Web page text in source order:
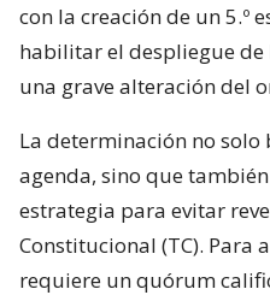
con la creación de un 5.º
habilitar el despliegue de
una grave alteración del
La determinación no
agenda, sino que
estrategia para evitar
Constitucional (TC). Para
requiere un quórum